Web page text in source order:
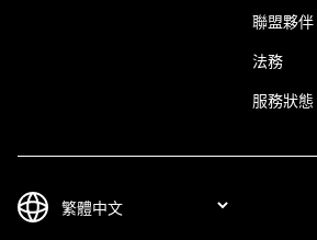
聯盟夥伴
法務
服務狀態